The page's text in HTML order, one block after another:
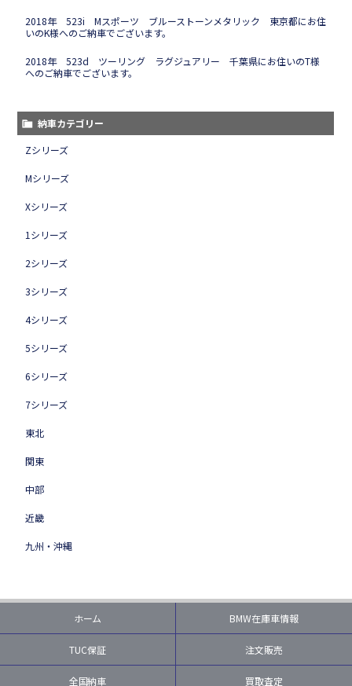
2018年 523i Mスポーツ ブルーストーンメタリック 東京都にお住
いのK様へのご納車でございます。
2018年 523d ツーリング ラグジュアリー 千葉県にお住いのT様
へのご納車でございます。
納車カテゴリー
Zシリーズ
Mシリーズ
Xシリーズ
1シリーズ
2シリーズ
3シリーズ
4シリーズ
5シリーズ
6シリーズ
7シリーズ
東北
関東
中部
近畿
九州・沖縄
ホーム BMW在庫車情報
TUC保証 注文販売
全国納車 買取査定